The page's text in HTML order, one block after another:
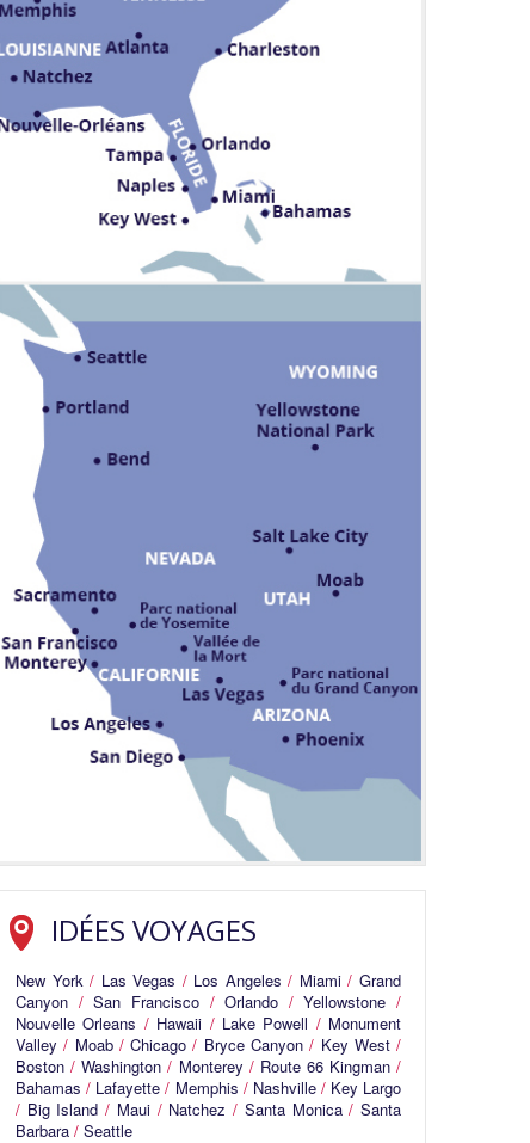
Sous les tropiques de la 1 590€
Circuit 10 j
IDÉES VOYAGES
New York / Las Vegas / Los Angeles / Miami / Grand
Canyon / San Francisco / Orlando / Yellowstone /
Nouvelle Orleans / Hawaii / Lake Powell / Monument
Valley / Moab / Chicago / Bryce Canyon / Key West /
Boston / Washington / Monterey / Route 66 Kingman /
Bahamas / Lafayette / Memphis / Nashville / Key Largo
/ Big Island / Maui / Natchez / Santa Monica / Santa
Barbara / Seattle